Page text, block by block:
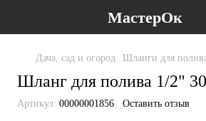
МастерОк
Дача, сад и огород Шланги для
Шланг для полива 1/2"
Артикул: 00000001856 Оставить отзыв